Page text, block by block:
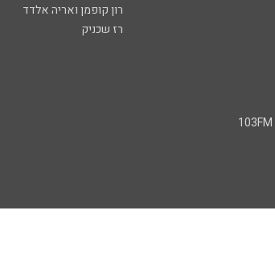
רון קופמן ואריה אלדד
רז שכניק